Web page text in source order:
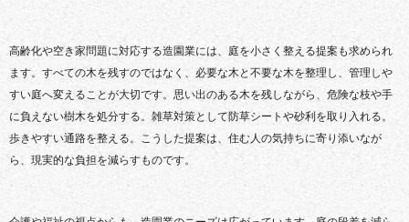
高齢化や空き家問題に対応する造園業には、庭を小さく整える提案も求められ
ます。すべての木を残すのではなく、必要な木と不要な木を整理し、管理しや
すい庭へ変えることが大切です。思い出のある木を残しながら、危険な枝や手
に負えない樹木を処分する。雑草対策として防草シートや砂利を取り入れる。
歩きやすい通路を整える。こうした提案は、住む人の気持ちに寄り添いなが
ら、現実的な負担を減らすものです。